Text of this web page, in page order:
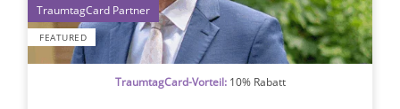
FEATURED
1
TraumtagCard-Vorteil:10% Rabatt